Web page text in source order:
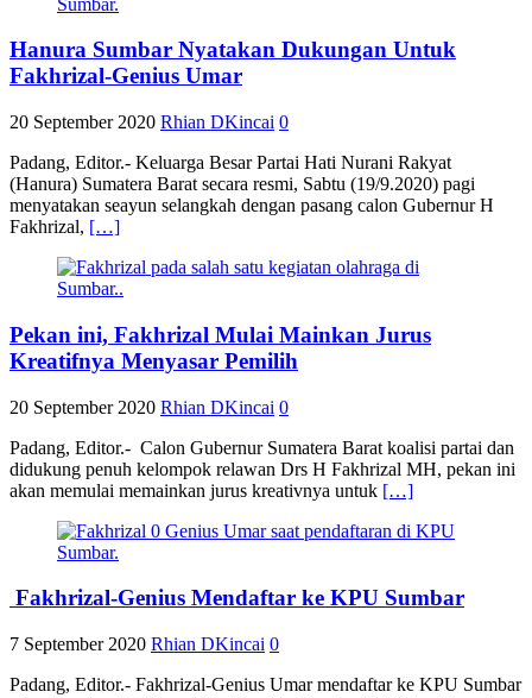
Hanura Sumbar Nyatakan Dukungan Untuk
Fakhrizal-Genius Umar
20 September 2020 Rhian DKincai 0
Padang, Editor.- Keluarga Besar Partai Hati Nurani Rakyat
(Hanura) Sumatera Barat secara resmi, Sabtu (19/9.2020) pagi
menyatakan seayun selangkah dengan pasang calon Gubernur H
Fakhrizal, […]
Pekan ini, Fakhrizal Mulai Mainkan Jurus
Kreatifnya Menyasar Pemilih
20 September 2020 Rhian DKincai 0
Padang, Editor.- Calon Gubernur Sumatera Barat koalisi partai dan
didukung penuh kelompok relawan Drs H Fakhrizal MH, pekan ini
akan memulai memainkan jurus kreativnya untuk […]
Fakhrizal-Genius Mendaftar ke KPU Sumbar
7 September 2020 Rhian DKincai 0
Padang, Editor.- Fakhrizal-Genius Umar mendaftar ke KPU Sumbar